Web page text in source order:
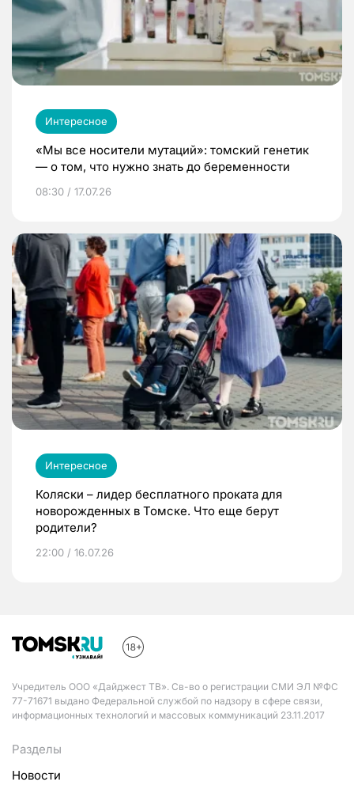
Интересное
«Мы все носители мутаций»: томский генетик
— о том, что нужно знать до беременности
08:30 / 17.07.26
Интересное
Коляски – лидер бесплатного проката для
новорожденных в Томске. Что еще берут
родители?
22:00 / 16.07.26
Учредитель ООО «Дайджест ТВ». Св-во о регистрации СМИ ЭЛ №ФС
77-71671 выдано Федеральной службой по надзору в сфере связи,
информационных технологий и массовых коммуникаций 23.11.2017
Разделы
Новости